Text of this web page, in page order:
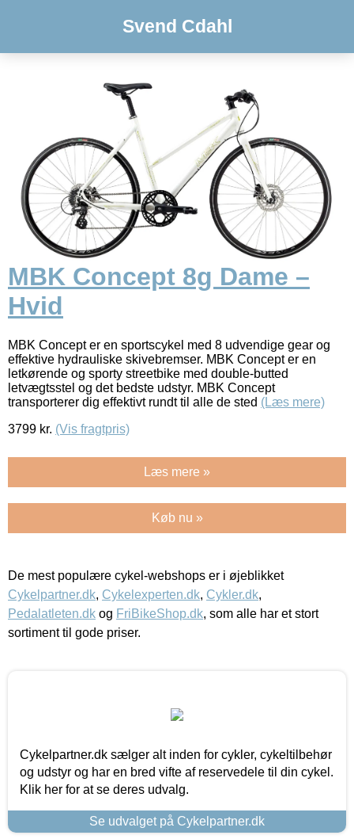
Svend Cdahl
MBK Concept 8g Dame –
Hvid
MBK Concept er en sportscykel med 8 udvendige gear og
effektive hydrauliske skivebremser. MBK Concept er en
letkørende og sporty streetbike med double-butted
letvægtsstel og det bedste udstyr. MBK Concept
transporterer dig effektivt rundt til alle de sted (Læs mere)
3799 kr. (Vis fragtpris)
Læs mere »
Køb nu »
De mest populære cykel-webshops er i øjeblikket
Cykelpartner.dk, Cykelexperten.dk, Cykler.dk,
Pedalatleten.dk og FriBikeShop.dk, som alle har et stort
sortiment til gode priser.
Cykelpartner.dk sælger alt inden for cykler, cykeltilbehør
og udstyr og har en bred vifte af reservedele til din cykel.
Klik her for at se deres udvalg.
Se udvalget på Cykelpartner.dk